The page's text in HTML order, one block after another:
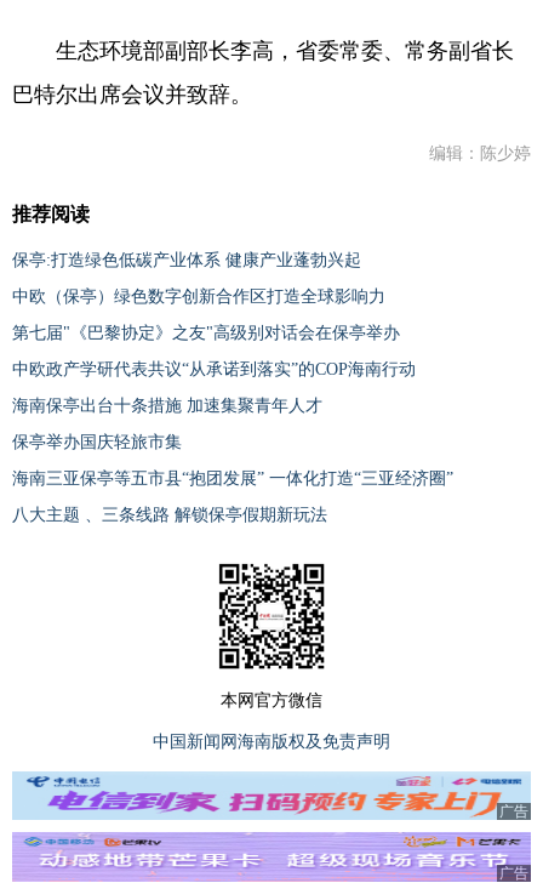
生态环境部副部长李高，省委常委、常务副省长
巴特尔出席会议并致辞。
编辑：陈少婷
推荐阅读
保亭:打造绿色低碳产业体系 健康产业蓬勃兴起
中欧（保亭）绿色数字创新合作区打造全球影响力
第七届"《巴黎协定》之友"高级别对话会在保亭举办
中欧政产学研代表共议“从承诺到落实”的COP海南行动
海南保亭出台十条措施 加速集聚青年人才
保亭举办国庆轻旅市集
海南三亚保亭等五市县“抱团发展” 一体化打造“三亚经济圈”
八大主题 、三条线路 解锁保亭假期新玩法
本网官方微信
中国新闻网海南版权及免责声明
广告
广告